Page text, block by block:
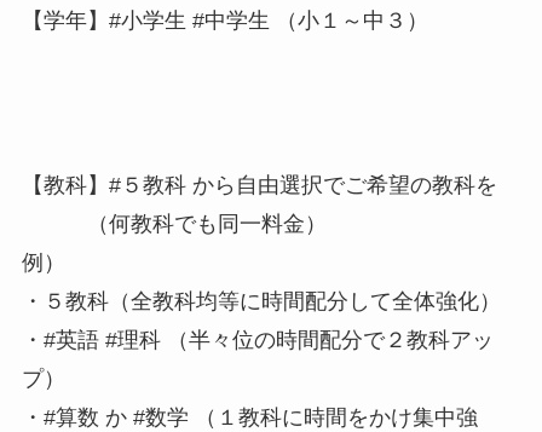
【学年】#小学生 #中学生 （小１～中３）
【教科】#５教科 から自由選択でご希望の教科を
（何教科でも同一料金）
例）
・５教科（全教科均等に時間配分して全体強化）
・#英語 #理科 （半々位の時間配分で２教科アッ
プ）
・#算数 か #数学 （１教科に時間をかけ集中強